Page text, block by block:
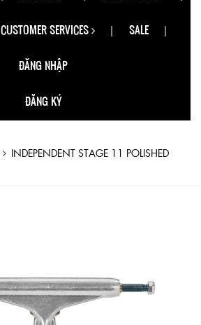
CUSTOMER SERVICES
SALE
ĐĂNG NHẬP
ĐĂNG KÝ
INDEPENDENT STAGE 11 POLISHED